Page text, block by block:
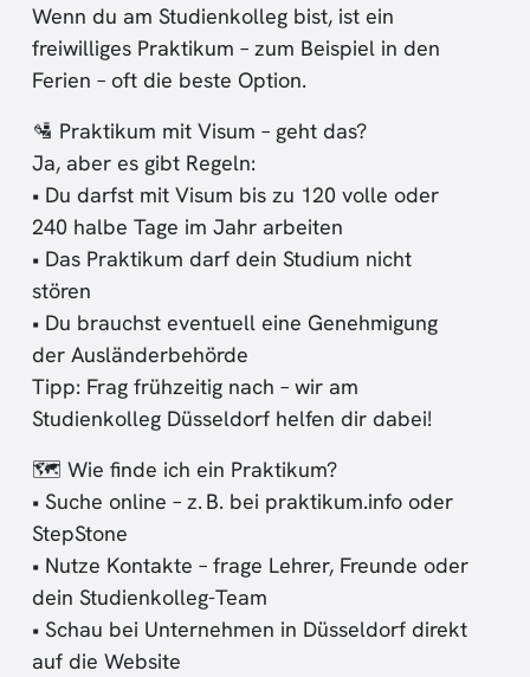
Wenn du am Studienkolleg bist, ist ein
freiwilliges Praktikum – zum Beispiel in den
Ferien – oft die beste Option.
🛂 Praktikum mit Visum – geht das?
Ja, aber es gibt Regeln:
• Du darfst mit Visum bis zu 120 volle oder
240 halbe Tage im Jahr arbeiten
• Das Praktikum darf dein Studium nicht
stören
• Du brauchst eventuell eine Genehmigung
der Ausländerbehörde
Tipp: Frag frühzeitig nach – wir am
Studienkolleg Düsseldorf helfen dir dabei!
🗺️ Wie finde ich ein Praktikum?
• Suche online – z. B. bei praktikum.info oder
StepStone
• Nutze Kontakte – frage Lehrer, Freunde oder
dein Studienkolleg-Team
• Schau bei Unternehmen in Düsseldorf direkt
auf die Website